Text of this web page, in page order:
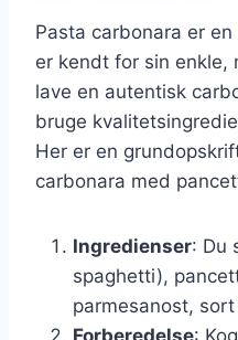
Pasta carbonara er
er kendt for sin enkle,
lave en autentisk
bruge
Her er en
carbonara med
Ingredienser: Du
spaghetti),
parmesanost,
Forberedelse: